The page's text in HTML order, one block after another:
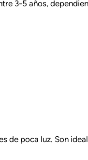
3-5 años,
de poca luz. Son